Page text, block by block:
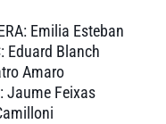
Emilia Esteban
Eduard Blanch
Amaro
Jaume Feixas